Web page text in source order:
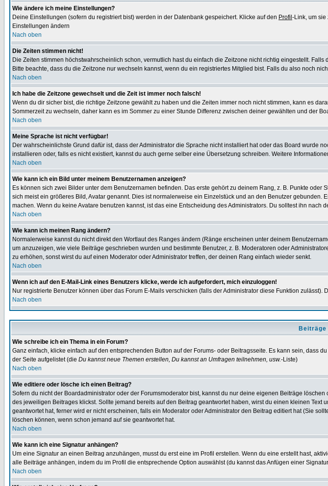
Wie ändere ich meine Einstellungen?
Deine Einstellungen (sofern du registriert bist) werden in der Datenbank gespeichert. Klicke auf den Profil -Link, um sie
Einstellungen ändern
Nach oben
Die Zeiten stimmen nicht!
Die Zeiten stimmen höchstwahrscheinlich schon, vermutlich hast du einfach die Zeitzone nicht richtig eingestellt.
Bitte beachte, dass du die Zeitzone nur wechseln kannst, wenn du ein registriertes Mitglied bist. Falls du also noch
Nach oben
Ich habe die Zeitzone gewechselt und die Zeit ist immer noch falsch!
Wenn du dir sicher bist, die richtige Zeitzone gewählt zu haben und die Zeiten immer noch nicht stimmen, kann es
Sommerzeit zu wechseln, daher kann es im Sommer zu einer Stunde Differenz zwischen deiner gewählten und der
Nach oben
Meine Sprache ist nicht verfügbar!
Der wahrscheinlichste Grund dafür ist, dass der Administrator die Sprache nicht installiert hat oder das Board wurde
installieren oder, falls es nicht existiert, kannst du auch gerne selber eine Übersetzung schreiben. Weitere
Nach oben
Wie kann ich ein Bild unter meinem Benutzernamen anzeigen?
Es können sich zwei Bilder unter dem Benutzernamen befinden. Das erste gehört zu deinem Rang, z. B. Punkte
sich meist ein größeres Bild, Avatar genannt. Dies ist normalerweise ein Einzelstück und an den Benutzer
machen. Wenn du keine Avatare benutzen kannst, ist das eine Entscheidung des Administrators. Du solltest ihn nach
Nach oben
Wie kann ich meinen Rang ändern?
Normalerweise kannst du nicht direkt den Wortlaut des Ranges ändern (Ränge erscheinen unter deinem
um anzuzeigen, wie viele Beiträge geschrieben wurden und bestimmte Benutzer, z. B. Moderatoren oder
zu erhöhen, sonst wirst du auf einen Moderator oder Administrator treffen, der deinen Rang einfach wieder senkt.
Nach oben
Wenn ich auf den E-Mail-Link eines Benutzers klicke, werde ich aufgefordert, mich einzuloggen!
Nur registrierte Benutzer können über das Forum E-Mails verschicken (falls der Administrator diese Funktion
Nach oben
Wie schreibe ich ein Thema in ein Forum?
Ganz einfach, klicke einfach auf den entsprechenden Button auf der Forums- oder Beitragsseite. Es kann sein, dass
der Seite aufgelistet (die Du kannst neue Themen erstellen, Du kannst an Umfragen teilnehmen, usw.-Liste)
Nach oben
Wie editiere oder lösche ich einen Beitrag?
Sofern du nicht der Boardadministrator oder der Forumsmoderator bist, kannst du nur deine eigenen Beiträge
des jeweiligen Beitrages klickst. Sollte jemand bereits auf den Beitrag geantwortet haben, wirst du einen kleinen
geantwortet hat, ferner wird er nicht erscheinen, falls ein Moderator oder Administrator den Beitrag editiert hat (Sie
löschen können, wenn schon jemand auf sie geantwortet hat.
Nach oben
Wie kann ich eine Signatur anhängen?
Um eine Signatur an einen Beitrag anzuhängen, musst du erst eine im Profil erstellen. Wenn du eine erstellt hast,
alle Beiträge anhängen, indem du im Profil die entsprechende Option auswählst (du kannst das Anfügen einer
Nach oben